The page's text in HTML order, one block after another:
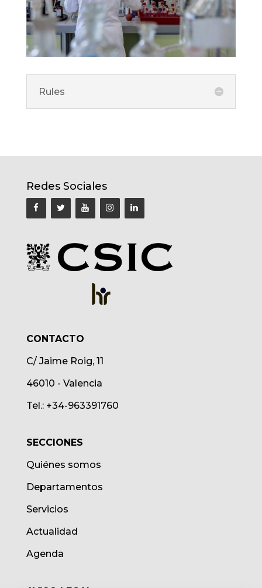
Rules
Redes Sociales
CONTACTO
C/ Jaime Roig, 11
46010 - Valencia
Tel.: +34-963391760
SECCIONES
Quiénes somos
Departamentos
Servicios
Actualidad
Agenda